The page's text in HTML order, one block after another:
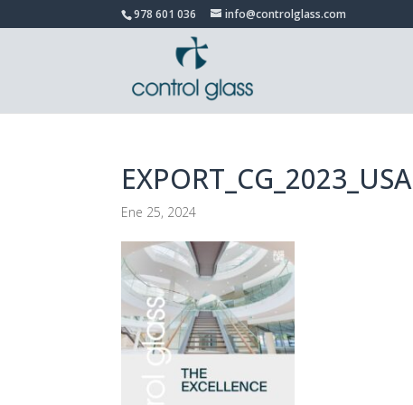
978 601 036 info@controlglass.com
EXPORT_CG_2023_USA
Ene 25, 2024